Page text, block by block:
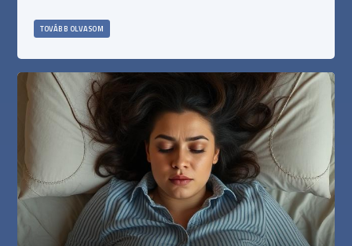
TOVÁBB OLVASOM